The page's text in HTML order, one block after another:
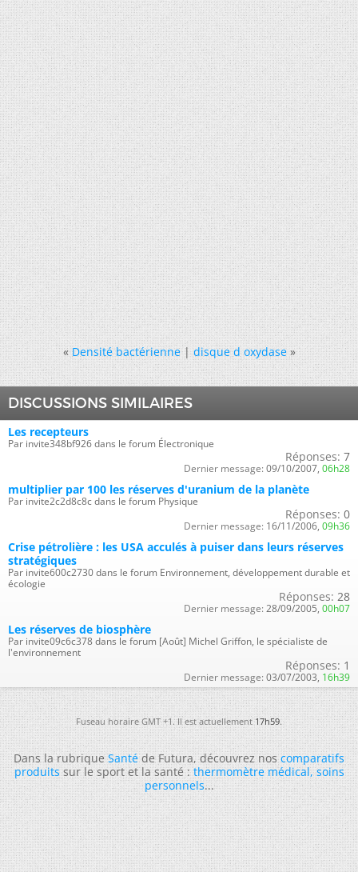
« Densité bactérienne|disque d oxydase »
DISCUSSIONS SIMILAIRES
Les recepteurs
Par invite348bf926 dans le forum Électronique
Réponses: 7
Dernier message: 09/10/2007, 06h28
multiplier par 100 les réserves d'uranium de la planète
Par invite2c2d8c8c dans le forum Physique
Réponses: 0
Dernier message: 16/11/2006, 09h36
Crise pétrolière : les USA acculés à puiser dans leurs réserves
stratégiques
Par invite600c2730 dans le forum Environnement, développement durable et
écologie
Réponses: 28
Dernier message: 28/09/2005, 00h07
Les réserves de biosphère
Par invite09c6c378 dans le forum [Août] Michel Griffon, le spécialiste de
l'environnement
Réponses: 1
Dernier message: 03/07/2003, 16h39
Fuseau horaire GMT +1. Il est actuellement17h59.
Dans la rubriqueSantéde Futura, découvrez noscomparatifs
produitssur le sport et la santé :thermomètre médical,soins
personnels...